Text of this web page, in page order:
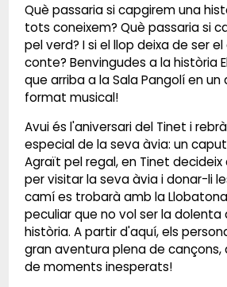
Què passaria si capgirem una
tots coneixem? Què passaria si
pel verd? I si el llop deixa de ser
conte? Benvingudes a la història
que arriba a la Sala Pangolí en
format musical!
Avui és l'aniversari del Tinet i
especial de la seva àvia: un
Agraït pel regal, en Tinet decideix
per visitar la seva àvia i donar-li
camí es trobarà amb la
peculiar que no vol ser la
història. A partir d'aquí, els
gran aventura plena de cançons,
de moments inesperats!